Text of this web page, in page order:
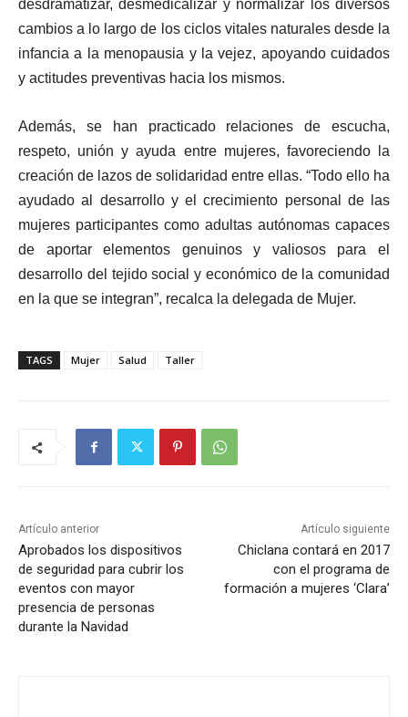
desdramatizar, desmedicalizar y normalizar los diversos
cambios a lo largo de los ciclos vitales naturales desde la
infancia a la menopausia y la vejez, apoyando cuidados
y actitudes preventivas hacia los mismos.
Además, se han practicado relaciones de escucha,
respeto, unión y ayuda entre mujeres, favoreciendo la
creación de lazos de solidaridad entre ellas. “Todo ello ha
ayudado al desarrollo y el crecimiento personal de las
mujeres participantes como adultas autónomas capaces
de aportar elementos genuinos y valiosos para el
desarrollo del tejido social y económico de la comunidad
en la que se integran”, recalca la delegada de Mujer.
TAGS Mujer Salud Taller
Artículo anterior
Aprobados los dispositivos
de seguridad para cubrir los
eventos con mayor
presencia de personas
durante la Navidad
Artículo siguiente
Chiclana contará en 2017
con el programa de
formación a mujeres ‘Clara’